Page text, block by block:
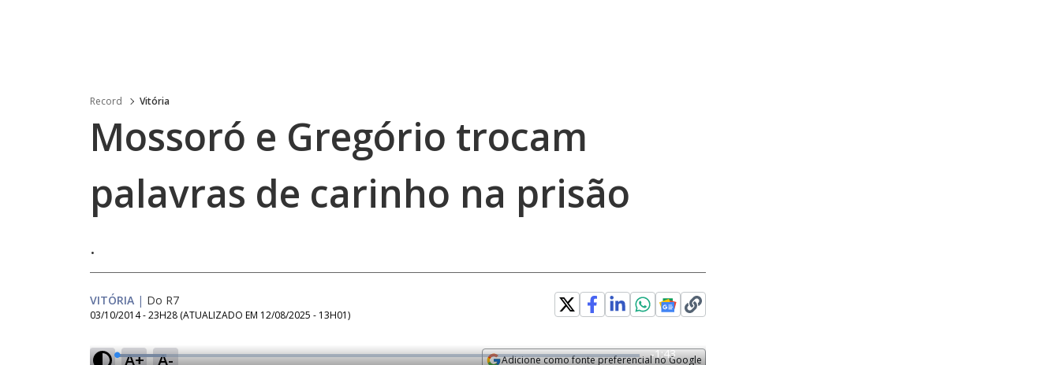
Record Vitória
Mossoró e Gregório trocam
palavras de carinho na prisão
.
VITÓRIA | Do R7
03/10/2014 - 23H28 (ATUALIZADO EM 12/08/2025 - 13H01)
A+ A- Adicione como fonte preferencial no Google
L
R
-1:43